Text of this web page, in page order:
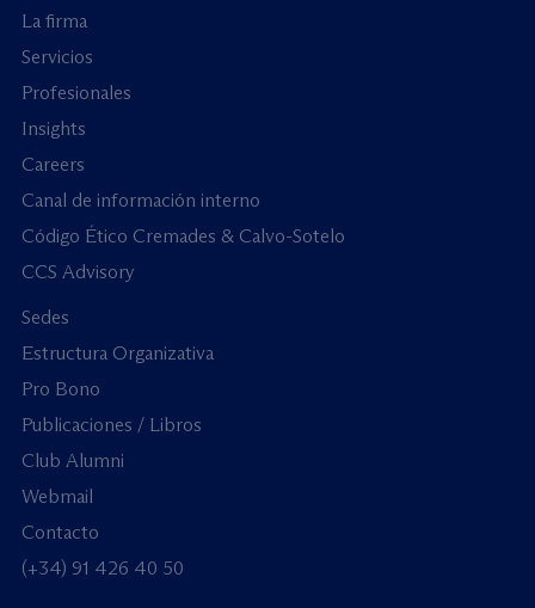
La firma
Servicios
Profesionales
Insights
Careers
Canal de información interno
Código Ético Cremades & Calvo-Sotelo
CCS Advisory
Sedes
Estructura Organizativa
Pro Bono
Publicaciones / Libros
Club Alumni
Webmail
Contacto
(+34) 91 426 40 50